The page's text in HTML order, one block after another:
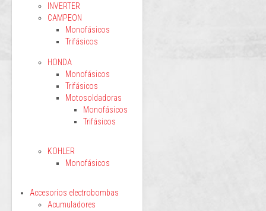
INVERTER
CAMPEON
Monofásicos
Trifásicos
HONDA
Monofásicos
Trifásicos
Motosoldadoras
Monofásicos
Trifásicos
KOHLER
Monofásicos
Accesorios electrobombas
Acumuladores